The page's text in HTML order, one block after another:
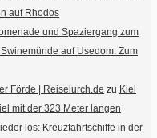
auf Rhodos
und Spaziergang zum
auf Usedom: Zum
Förde | Reiselurch.de zu Kiel
mit der 323 Meter langen
los: Kreuzfahrtschiffe in der